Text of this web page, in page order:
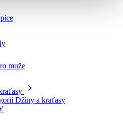
muže
Džíny a kraťasy